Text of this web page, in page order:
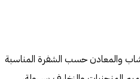
والمعادن حسب الشفرة المناسبة